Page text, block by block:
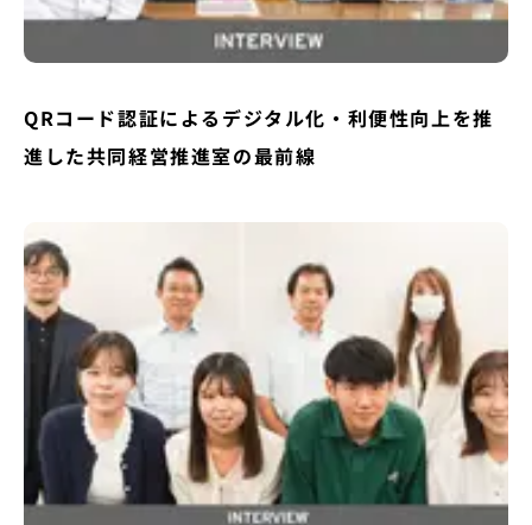
QRコード認証によるデジタル化・利便性向上を推
進した共同経営推進室の最前線